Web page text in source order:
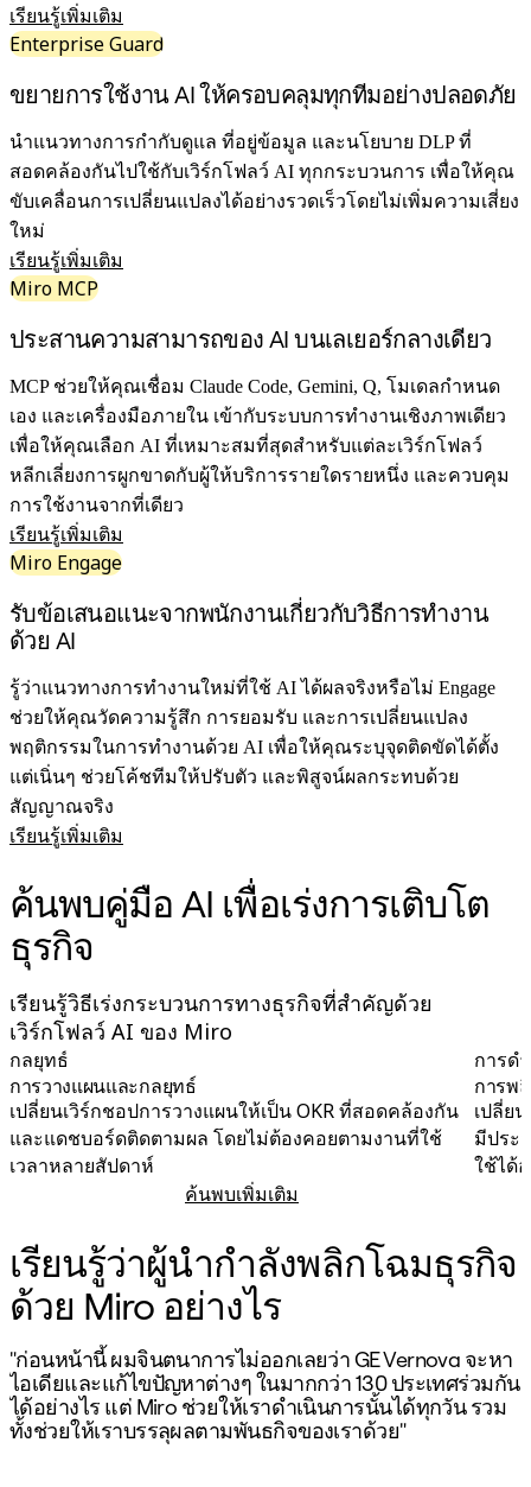
วิทยาศาสตร์ชีวภาพและเภสัชกรรม
การจัดการผลิตภัณฑ์
การออกแบบและ UX
วิศวกรรม
ผู้นำผลิตภัณฑ์และฝ่ายปฏิบัติการ
ระบบจัดการผลิตภัณฑ์
การเปลี่ยนแปลงวิถีการทำงาน
ประสบการณ์ดิจิทัลของพนักงาน
ประสบการณ์ลูกค้าและการออกแบบบริการ
การเปลี่ยนผ่านสู่ระบบคลาวด์และซอฟต์แวร์
ทรัพยากร
การเรียนรู้
เว็บบินาร์
ชุมชนและการสนับสนุน
ศูนย์ช่วยเหลือ
กิจกรรม
ชุมชน
พันธมิตรและบริการ
พันธมิตรด้านโซลูชัน
ราคา
เรียนรู้เพิ่มเติม
Enterprise Guard
ขยายการใช้งาน AI ให้ครอบคลุมทุกทีมอย่างปลอดภัย
นำแนวทางการกำกับดูแล ที่อยู่ข้อมูล และนโยบาย DLP ที่
สอดคล้องกันไปใช้กับเวิร์กโฟลว์ AI ทุกกระบวนการ เพื่อให้คุณ
ขับเคลื่อนการเปลี่ยนแปลงได้อย่างรวดเร็วโดยไม่เพิ่มความเสี่ยง
ใหม่
เรียนรู้เพิ่มเติม
Miro MCP
ประสานความสามารถของ AI บนเลเยอร์กลางเดียว
MCP ช่วยให้คุณเชื่อม Claude Code, Gemini, Q, โมเดลกำหนด
เอง และเครื่องมือภายใน เข้ากับระบบการทำงานเชิงภาพเดียว
เพื่อให้คุณเลือก AI ที่เหมาะสมที่สุดสำหรับแต่ละเวิร์กโฟลว์
หลีกเลี่ยงการผูกขาดกับผู้ให้บริการรายใดรายหนึ่ง และควบคุม
การใช้งานจากที่เดียว
เรียนรู้เพิ่มเติม
Miro Engage
รับข้อเสนอแนะจากพนักงานเกี่ยวกับวิธีการทำงาน
ด้วย AI
รู้ว่าแนวทางการทำงานใหม่ที่ใช้ AI ได้ผลจริงหรือไม่ Engage
ช่วยให้คุณวัดความรู้สึก การยอมรับ และการเปลี่ยนแปลง
พฤติกรรมในการทำงานด้วย AI เพื่อให้คุณระบุจุดติดขัดได้ตั้ง
แต่เนิ่นๆ ช่วยโค้ชทีมให้ปรับตัว และพิสูจน์ผลกระทบด้วย
สัญญาณจริง
เรียนรู้เพิ่มเติม
ค้นพบคู่มือ AI เพื่อเร่งการเติบโต
ธุรกิจ
เรียนรู้วิธีเร่งกระบวนการทางธุรกิจที่สำคัญด้วย
เวิร์กโฟลว์ AI ของ Miro
กลยุทธ์
การวางแผนและกลยุทธ์
เปลี่ยนเวิร์กชอปการวางแผนให้เป็น OKR ที่สอดคล้องกัน
และแดชบอร์ดติดตามผล โดยไม่ต้องคอยตามงานที่ใช้
เวลาหลายสัปดาห์
ค้นพบเพิ่มเติมการวางแผนและกลยุทธ์
การด
การพ
เปลี่ย
มีประ
ใช้ได้
เรียนรู้ว่าผู้นำกำลังพลิกโฉมธุรกิจ
ด้วย Miro อย่างไร
"ก่อนหน้านี้ ผมจินตนาการไม่ออกเลยว่า GE Vernova จะหา
ไอเดียและแก้ไขปัญหาต่างๆ ในมากกว่า 130 ประเทศร่วมกัน
ได้อย่างไร แต่ Miro ช่วยให้เราดำเนินการนั้นได้ทุกวัน รวม
ทั้งช่วยให้เราบรรลุผลตามพันธกิจของเราด้วย"